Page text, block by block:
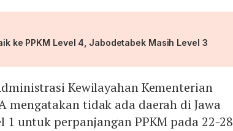
ke PPKM Level 4, Jabodetabek Masih Level 3
Kewilayahan Kementerian
mengatakan tidak ada daerah di Jawa
1 untuk perpanjangan PPKM pada 22-28